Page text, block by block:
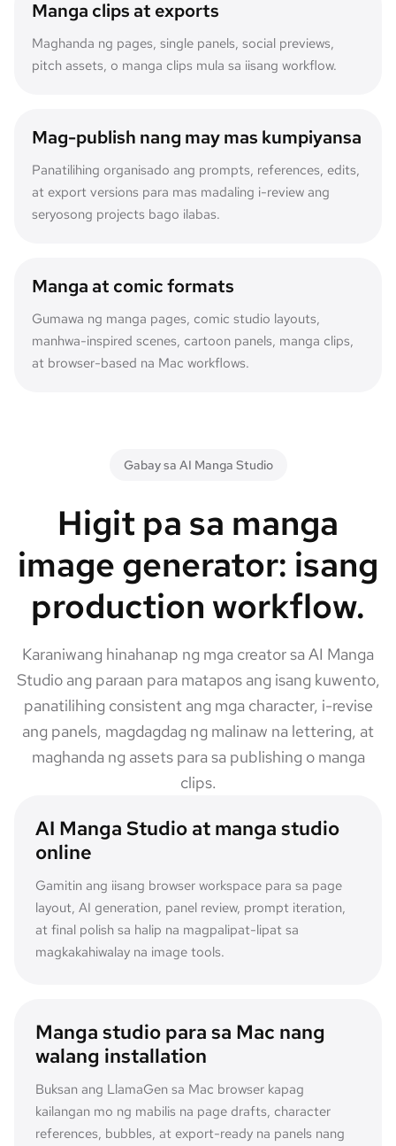
Manga clips at exports
Maghanda ng pages, single panels, social previews,
pitch assets, o manga clips mula sa iisang workflow.
Mag-publish nang may mas kumpiyansa
Panatilihing organisado ang prompts, references, edits,
at export versions para mas madaling i-review ang
seryosong projects bago ilabas.
Manga at comic formats
Gumawa ng manga pages, comic studio layouts,
manhwa-inspired scenes, cartoon panels, manga clips,
at browser-based na Mac workflows.
Gabay sa AI Manga Studio
Higit pa sa manga
image generator: isang
production workflow.
Karaniwang hinahanap ng mga creator sa AI Manga
Studio ang paraan para matapos ang isang kuwento,
panatilihing consistent ang mga character, i-revise
ang panels, magdagdag ng malinaw na lettering, at
maghanda ng assets para sa publishing o manga
clips.
AI Manga Studio at manga studio
online
Gamitin ang iisang browser workspace para sa page
layout, AI generation, panel review, prompt iteration,
at final polish sa halip na magpalipat-lipat sa
magkakahiwalay na image tools.
Manga studio para sa Mac nang
walang installation
Buksan ang LlamaGen sa Mac browser kapag
kailangan mo ng mabilis na page drafts, character
references, bubbles, at export-ready na panels nang